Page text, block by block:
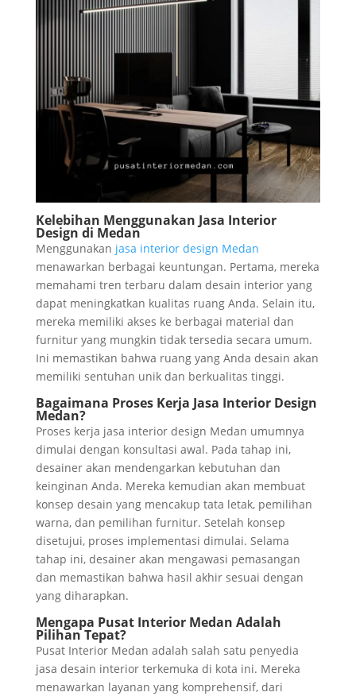
Kelebihan Menggunakan Jasa Interior
Design di Medan
Menggunakan jasa interior design Medan
menawarkan berbagai keuntungan. Pertama, mereka
memahami tren terbaru dalam desain interior yang
dapat meningkatkan kualitas ruang Anda. Selain itu,
mereka memiliki akses ke berbagai material dan
furnitur yang mungkin tidak tersedia secara umum.
Ini memastikan bahwa ruang yang Anda desain akan
memiliki sentuhan unik dan berkualitas tinggi.
Bagaimana Proses Kerja Jasa Interior Design
Medan?
Proses kerja jasa interior design Medan umumnya
dimulai dengan konsultasi awal. Pada tahap ini,
desainer akan mendengarkan kebutuhan dan
keinginan Anda. Mereka kemudian akan membuat
konsep desain yang mencakup tata letak, pemilihan
warna, dan pemilihan furnitur. Setelah konsep
disetujui, proses implementasi dimulai. Selama
tahap ini, desainer akan mengawasi pemasangan
dan memastikan bahwa hasil akhir sesuai dengan
yang diharapkan.
Mengapa Pusat Interior Medan Adalah
Pilihan Tepat?
Pusat Interior Medan adalah salah satu penyedia
jasa desain interior terkemuka di kota ini. Mereka
menawarkan layanan yang komprehensif, dari